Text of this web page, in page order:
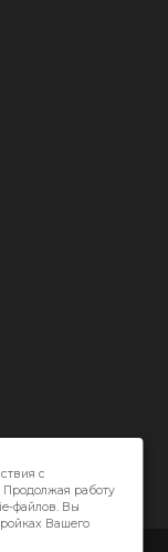
с
Продолжая работу
файлов. Вы
Вашего